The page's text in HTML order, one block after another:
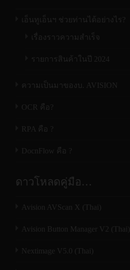
เอ็นทูเอ็นฯ ช่วยท่านได้อย่างไร?
เรื่องราวความสำเร็จ
รายการสินค้าในปี 2024
ความเป็นมาของบ. AVISION
OCR คือ?
RPA คือ ?
DocnFlow คือ ?
ดาวโหลดคู่มือ…
Avision AVScan X (Thai)
Avision Button Manager V2 (Thai)
Nextimage V5.0 (Thai)